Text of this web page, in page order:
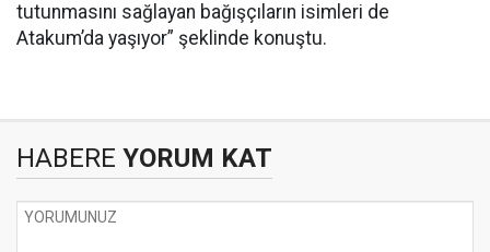
tutunmasını sağlayan bağışçıların isimleri de
Atakum’da yaşıyor” şeklinde konuştu.
HABERE YORUM KAT